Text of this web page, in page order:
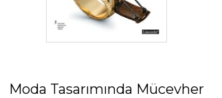
Moda Tasarımında Mücevher